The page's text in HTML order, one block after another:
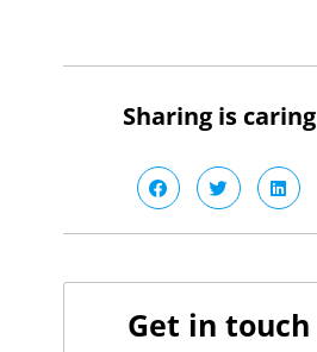
Sharing is caring
Get in touch